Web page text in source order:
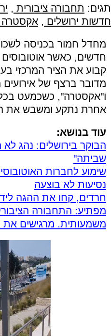
תגים: תחבורה ציבורית ,
חדשות ירושלים , אקסטרה
מחדל חמור בכניסה
חדשים, כאשר אוטובוסים
קבוע את הציר המרכזי
מדובר ברצף של
ו"אקסטרה", כשכמעט
אחרת נתקע ומשבש את
עוד בנושא:
הבוקר בירושלים: נהג לא
שביתה"
נסיעות לא בוצעה
חרדים, קחו את ההגה
מפתיע: התחבורה
משמעותית. מרגישים את